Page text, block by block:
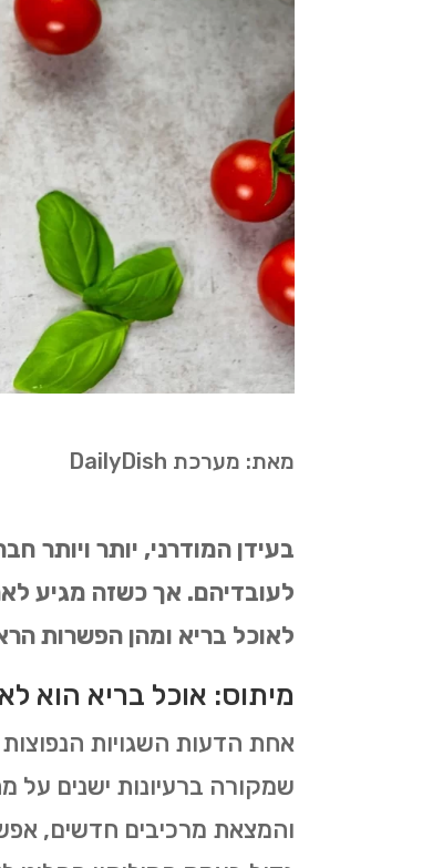
מאת: מערכת DailyDish
בעידן המודרני, יותר ויותר
לעובדיהם. אך כשזה מגיע
לאוכל בריא ומהן הפשרות
מיתוס: אוכל בריא הוא
אחת הדעות השגויות
שמקורה ברעיונות ישנים על
והמצאת מרכיבים חדשים,